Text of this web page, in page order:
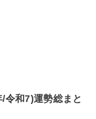
令和7)運勢総まと